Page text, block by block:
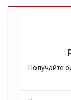
Получайте